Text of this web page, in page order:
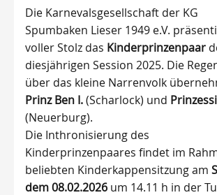
Die Karnevalsgesellschaft der KG
Spumbaken Lieser 1949 e.V.
voller Stolz das Kinderprinzenpaar
diesjährigen Session 2025. Die
über das kleine Narrenvolk
Prinz Ben I.(Scharlock) und
(Neuerburg).
Die Inthronisierung des
Kinderprinzenpaares findet im
beliebten Kinderkappensitzung am
dem 08.02.2026 um 14.11 h in der